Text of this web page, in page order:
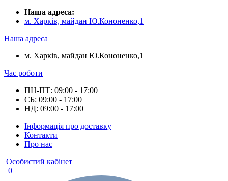
Наша адреса:
м. Харків, майдан Ю.Кононенко,1
Наша адреса
м. Харків, майдан Ю.Кононенко,1
Час роботи
ПН-ПТ: 09:00 - 17:00
СБ: 09:00 - 17:00
НД: 09:00 - 17:00
Інформація про доставку
Контакти
Про нас
Особистий кабінет
0